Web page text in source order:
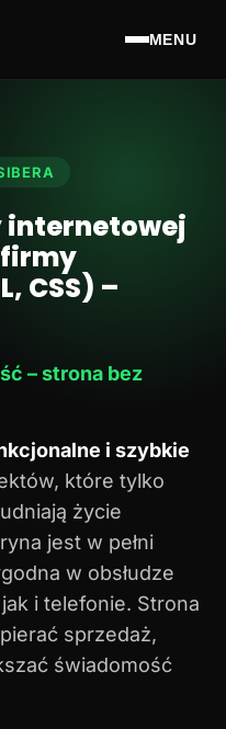
MENU
internetowej
firmy
CSS) –
– strona bez
i szybkie
które tylko
życie
jest w pełni
w obsłudze
i telefonie. Strona
sprzedaż,
świadomość